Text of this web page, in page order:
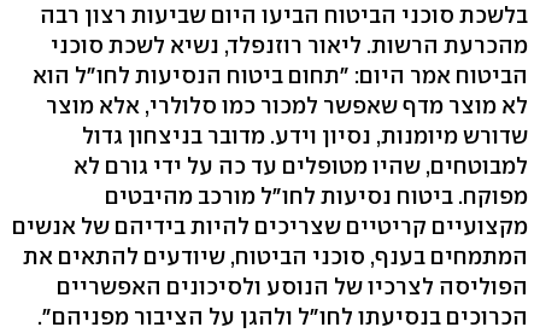
בלשכת סוכני הביטוח הביעו היום שביעות רצון רבה
מהכרעת הרשות. ליאור רוזנפלד, נשיא לשכת סוכני
הביטוח אמר היום: "תחום ביטוח הנסיעות לחו"ל הוא
לא מוצר מדף שאפשר למכור כמו סלולרי, אלא מוצר
שדורש מיומנות, נסיון וידע. מדובר בניצחון גדול
למבוטחים, שהיו מטופלים עד כה על ידי גורם לא
מפוקח. ביטוח נסיעות לחו"ל מורכב מהיבטים
מקצועיים קריטיים שצריכים להיות בידיהם של אנשים
המתמחים בענף, סוכני הביטוח, שיודעים להתאים את
הפוליסה לצרכיו של הנוסע ולסיכונים האפשריים
הכרוכים בנסיעתו לחו"ל ולהגן על הציבור מפניהם".